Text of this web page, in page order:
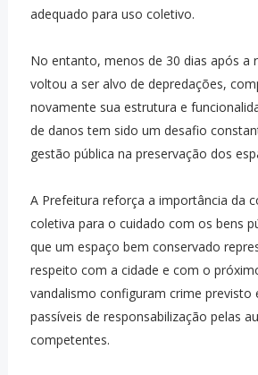
adequado para uso coletivo.
No entanto, menos de 30 dias após a
voltou a ser alvo de depredações,
novamente sua estrutura e
de danos tem sido um desafio
gestão pública na preservação dos
A Prefeitura reforça a importância da
coletiva para o cuidado com os bens
que um espaço bem conservado
respeito com a cidade e com o
vandalismo configuram crime previsto
passíveis de responsabilização pelas
competentes.